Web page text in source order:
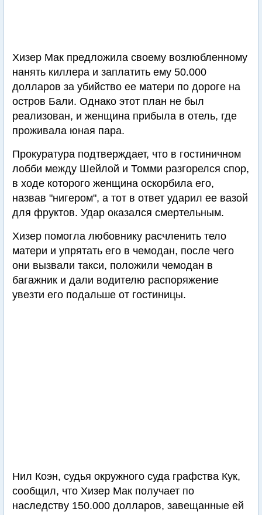
Хизер Мак предложила своему возлюбленному
нанять киллера и заплатить ему 50.000
долларов за убийство ее матери по дороге на
остров Бали. Однако этот план не был
реализован, и женщина прибыла в отель, где
проживала юная пара.
Прокуратура подтверждает, что в гостиничном
лобби между Шейлой и Томми разгорелся спор,
в ходе которого женщина оскорбила его,
назвав "нигером", а тот в ответ ударил ее вазой
для фруктов. Удар оказался смертельным.
Хизер помогла любовнику расчленить тело
матери и упрятать его в чемодан, после чего
они вызвали такси, положили чемодан в
багажник и дали водителю распоряжение
увезти его подальше от гостиницы.
Нил Коэн, судья окружного суда графства Кук,
сообщил, что Хизер Мак получает по
наследству 150.000 долларов, завещанные ей